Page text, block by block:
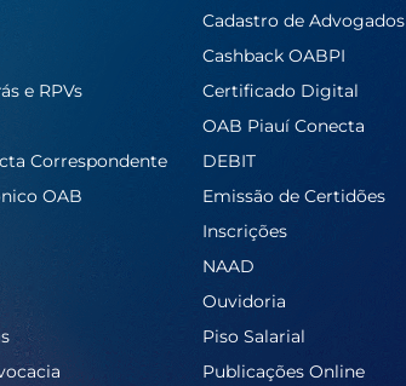
Cadastro de Advogados
Cashback OABPI
e RPVs
Certificado Digital
OAB Piauí Conecta
Correspondente
DEBIT
OAB
Emissão de Certidões
Inscrições
NAAD
Ouvidoria
Piso Salarial
Publicações Online